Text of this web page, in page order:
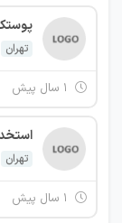
تهران
تهران